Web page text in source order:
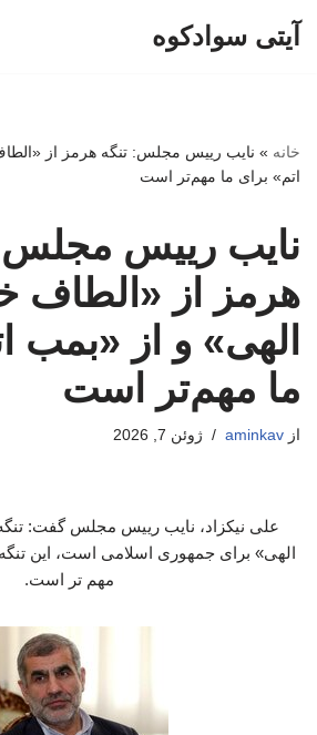
آیتی سوادکوه
خانه » نایب رییس مجلس: تنگه هرمز از
اتم» برای ما مهم‌تر است
نایب رییس
هرمز از «الطاف
الهی» و از «بمب
ما مهم‌تر است
از aminkav ژوئن 7, 2026
علی نیکزاد، نایب رییس مجلس گفت:
الهی» برای جمهوری اسلامی است، این
مهم تر است.